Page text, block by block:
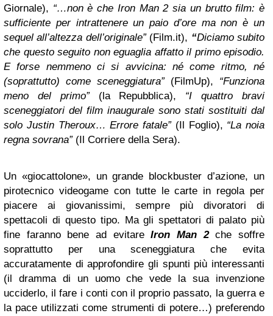
Giornale), “…non è che Iron Man 2 sia un brutto film: è
sufficiente per intrattenere un paio d’ore ma non è un
sequel all’altezza dell’originale”(Film.it), “Diciamo subito
che questo seguito non eguaglia affatto il primo episodio.
E forse nemmeno ci si avvicina: né come ritmo, né
(soprattutto) come sceneggiatura”(FilmUp), “Funziona
meno del primo”(la Repubblica), “I quattro bravi
sceneggiatori del film inaugurale sono stati sostituiti dal
solo Justin Theroux… Errore fatale”(Il Foglio), “La noia
regna sovrana”(Il Corriere della Sera).
Un «giocattolone», un grande blockbuster d’azione, un
pirotecnico videogame con tutte le carte in regola per
piacere ai giovanissimi, sempre più divoratori di
spettacoli di questo tipo. Ma gli spettatori di palato più
fine faranno bene ad evitareIron Man 2che soffre
soprattutto per una sceneggiatura che evita
accuratamente di approfondire gli spunti più interessanti
(il dramma di un uomo che vede la sua invenzione
ucciderlo, il fare i conti con il proprio passato, la guerra e
la pace utilizzati come strumenti di potere…) preferendo